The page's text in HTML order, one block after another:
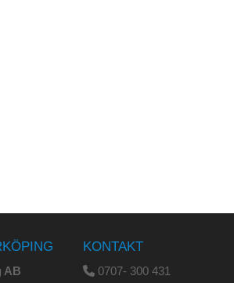
AB
KONTAKT
0707- 300 431